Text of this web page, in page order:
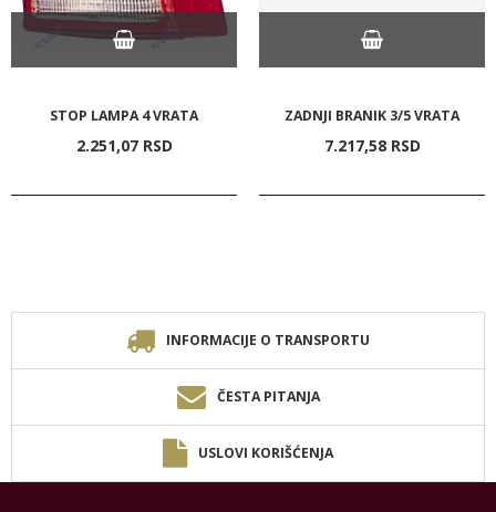
STOP LAMPA 4 VRATA
2.251,07 RSD
ZADNJI BRANIK 3/5 VRATA
7.217,58 RSD
INFORMACIJE O TRANSPORTU
ČESTA PITANJA
USLOVI KORIŠĆENJA